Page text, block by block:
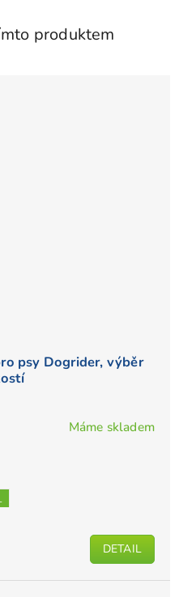
produktem
psy Dogrider, výběr
Máme skladem
DETAIL